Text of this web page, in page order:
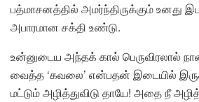
பத்மாசனத்தில் அமர்ந்திருக்கும் உனது
அபாரமான சக்தி உண்டு.
உன்னுடைய அந்தக் கால் பெருவிரலால்
வைத்த ‘கவலை’ என்பதன் இடையில்
மட்டும் அழித்துவிடு தாயே! அதை நீ